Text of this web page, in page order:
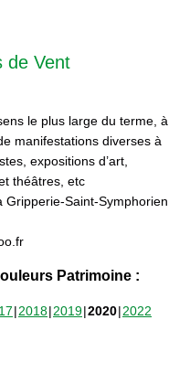
de Vent
le plus large du terme, à
manifestations diverses à
expositions d’art,
théâtres, etc
Gripperie-Saint-Symphorien
Patrimoine :
2018 2019 2020 2022